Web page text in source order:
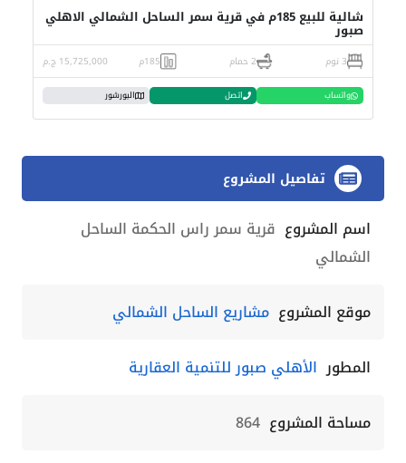
شالية للبيع 185م في قرية سمر الساحل الشمالي الاهلي
صبور
3 نوم 2 حمام 185م 15,725,000 ج.م
واتساب اتصل البورشور
تفاصيل المشروع
اسم المشروع قرية سمر راس الحكمة الساحل
الشمالي
موقع المشروع مشاريع الساحل الشمالي
المطور الأهلي صبور للتنمية العقارية
مساحة المشروع 864